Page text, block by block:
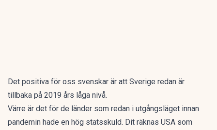
Det positiva för oss svenskar är att Sverige redan är
tillbaka på 2019 års låga nivå.
Värre är det för de länder som redan i utgångsläget innan
pandemin hade en hög statsskuld. Dit räknas USA som